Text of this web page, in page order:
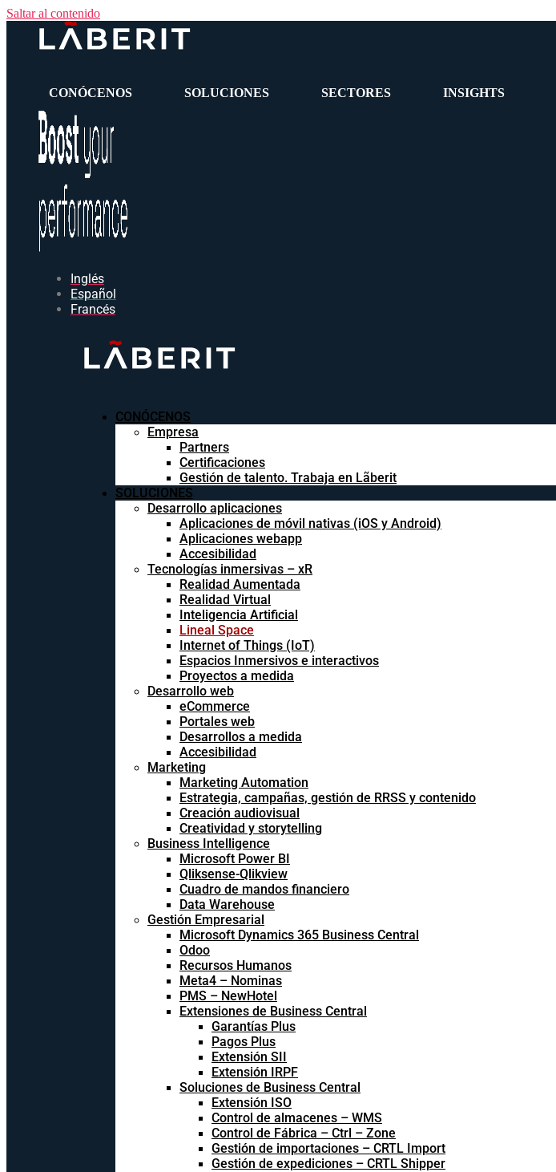
Saltar al contenido
CONÓCENOS SOLUCIONES SECTORES INSIGHTS
Inglés
Español
Francés
CONÓCENOS
Empresa
Partners
Certificaciones
Gestión de talento. Trabaja en Lãberit
SOLUCIONES
Desarrollo aplicaciones
Aplicaciones de móvil nativas (iOS y Android)
Aplicaciones webapp
Accesibilidad
Tecnologías inmersivas – xR
Realidad Aumentada
Realidad Virtual
Inteligencia Artificial
Lineal Space
Internet of Things (IoT)
Espacios Inmersivos e interactivos
Proyectos a medida
Desarrollo web
eCommerce
Portales web
Desarrollos a medida
Accesibilidad
Marketing
Marketing Automation
Estrategia, campañas, gestión de RRSS y contenido
Creación audiovisual
Creatividad y storytelling
Business Intelligence
Microsoft Power BI
Qliksense-Qlikview
Cuadro de mandos financiero
Data Warehouse
Gestión Empresarial
Microsoft Dynamics 365 Business Central
Odoo
Recursos Humanos
Meta4 – Nominas
PMS – NewHotel
Extensiones de Business Central
Garantías Plus
Pagos Plus
Extensión SII
Extensión IRPF
Soluciones de Business Central
Extensión ISO
Control de almacenes – WMS
Control de Fábrica – Ctrl – Zone
Gestión de importaciones – CRTL Import
Gestión de expediciones – CRTL Shipper